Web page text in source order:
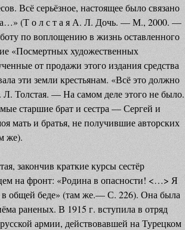
Всё серьёзное, настоящее было связано
(Т о л с т а я А. Л. Дочь. — М., 2000. —
по воплощению в жизнь оставленного
«Посмертных художественных
от продажи этого издания средства
эти земли крестьянам. «Всё это должно
Толстая. — На самом деле этого не было.
старшие брат и сестра — Сергей и
мать и братья, не получившие авторских
же).
закончив краткие курсы сестёр
на фронт: «Родина в опасности! <…> Я
в общей беде» (там же.— С. 226). Она была
раненых. В 1915 г. вступила в отряд
армии, действовавшей на Турецком